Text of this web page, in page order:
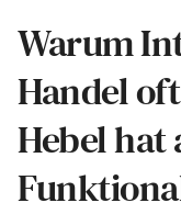
Warum
Handel
Hebel hat